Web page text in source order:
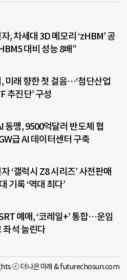
, 차세대 3D 메모리 ‘zHBM’ 공
대비 성능 8배”
미래 향한 첫 걸음…‘첨단산업
추진단’ 구성
동맹, 9500억달러 반도체 협
급 AI 데이터센터 구축
‘갤럭시 Z8 시리즈’ 사전판매
기록 ‘역대 최다’
예매, ‘코레일+’ 통합…운임
좌석 늘린다
ⓒ 더나은미래 & futurechosun.com